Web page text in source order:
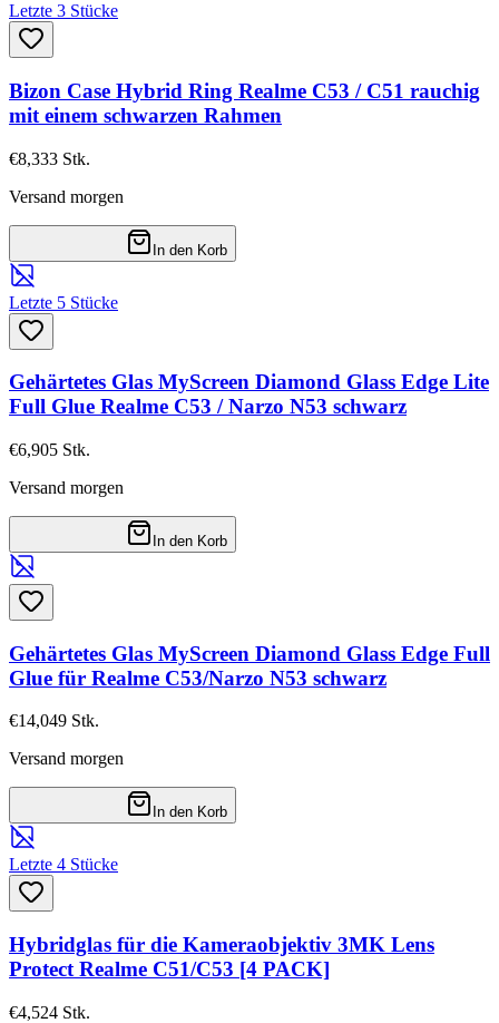
Letzte 3 Stücke
Bizon Case Hybrid Ring Realme C53 / C51 rauchig
mit einem schwarzen Rahmen
€8,333 Stk.
Versand morgen
In den Korb
Letzte 5 Stücke
Gehärtetes Glas MyScreen Diamond Glass Edge Lite
Full Glue Realme C53 / Narzo N53 schwarz
€6,905 Stk.
Versand morgen
In den Korb
Gehärtetes Glas MyScreen Diamond Glass Edge Full
Glue für Realme C53/Narzo N53 schwarz
€14,049 Stk.
Versand morgen
In den Korb
Letzte 4 Stücke
Hybridglas für die Kameraobjektiv 3MK Lens
Protect Realme C51/C53 [4 PACK]
€4,524 Stk.